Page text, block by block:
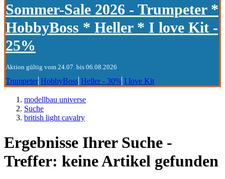
Sommer-Sale 2026 - Trumpeter *
HobbyBoss * Heller * I love Kit -
25%
Aktion gültig vom 24.07. bis 06.08.2026
Trumpeter HobbyBoss Heller - 30% I love Kit
modellbau universe
Suche
british light cavalry
Ergebnisse Ihrer Suche -
Treffer: keine Artikel gefunden